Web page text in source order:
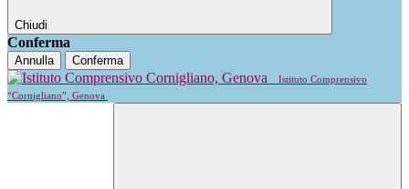
Chiudi
Conferma
Annulla Conferma
Istituto Comprensivo
“Cornigliano”, Genova